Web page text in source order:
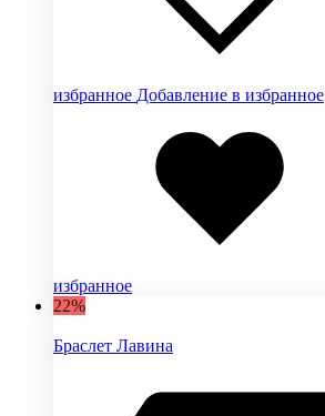
избранное Добавление в избранное
избранное
22%
Браслет Лавина